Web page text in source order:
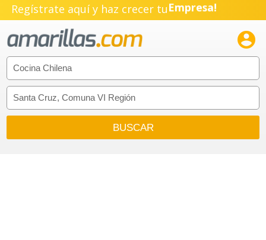
Regístrate aquí y haz crecer tuEmpresa!
Pyme!
Emprendimiento!
